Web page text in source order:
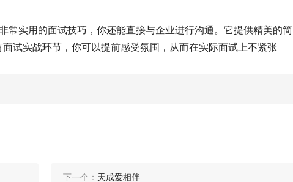
常实用的面试技巧，你还能直接与企业进行沟通。它提供精美的简
试实战环节，你可以提前感受氛围，从而在实际面试上不紧张
下一个： 天成爱相伴